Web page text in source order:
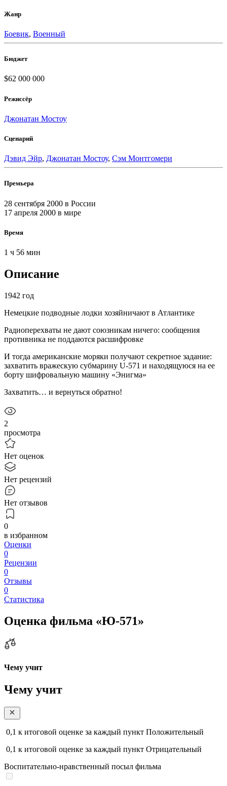
Жанр
Боевик, Военный
Бюджет
$62 000 000
Режиссёр
Джонатан Мостоу
Сценарий
Дэвид Эйр, Джонатан Мостоу, Сэм Монтгомери
Премьера
28 сентября 2000 в России
17 апреля 2000 в мире
Время
1 ч 56 мин
Описание
1942 год
Немецкие подводные лодки хозяйничают в Атлантике
Радиоперехваты не дают союзникам ничего: сообщения
противника не поддаются расшифровке
И тогда американские моряки получают секретное задание:
захватить вражескую субмарину U-571 и находящуюся на ее
борту шифровальную машину «Энигма»
Захватить… и вернуться обратно!
2
просмотра
Нет оценок
Нет рецензий
Нет отзывов
0
в избранном
Оценки
0
Рецензии
0
Отзывы
0
Статистика
Оценка фильма «Ю-571»
Чему учит
Чему учит
0,1 к итоговой оценке за каждый пункт Положительный
0,1 к итоговой оценке за каждый пункт Отрицательный
Воспитательно-нравственный посыл фильма